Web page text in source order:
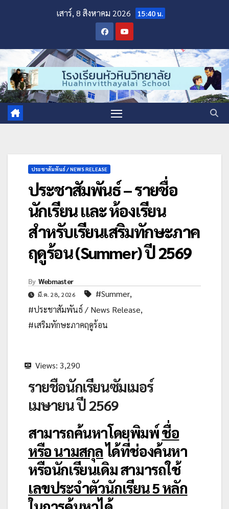
เสาร์, 8 สิงหาคม 2026 15:40 น.
ประชาสัมพันธ์ / NEWS RELEASE
ประชาสัมพันธ์ – รายชื่อ
นักเรียน และ ห้องเรียน
สำหรับเรียนเสริมทักษะภาค
ฤดูร้อน (Summer) ปี 2569
By Webmaster
มี.ค. 28, 2026 #Summer,
#ประชาสัมพันธ์ / News Release,
#เสริมทักษะภาคฤดูร้อน
Views: 3,290
รายชื่อนักเรียนซัมเมอร์
เมษายน ปี 2569
สามารถค้นหาโดยพิมพ์ชื่อ
หรือ นามสกุลได้ที่ช่องค้นหา
หรือนักเรียนเดิม สามารถใช้
เลขประจำตัวนักเรียน 5 หลัก